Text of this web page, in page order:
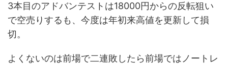
3本目のアドバンテストは18000円からの反転狙い
で空売りするも、今度は年初来高値を更新して損
切。
よくないのは前場で二連敗したら前場ではノートレ